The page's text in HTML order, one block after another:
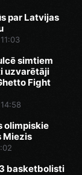
par Latvijas
simtiem
uzvarētāji
Fight
olimpiskie
Miezis
basketbolisti